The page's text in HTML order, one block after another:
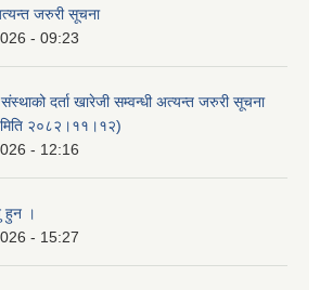
जरुरी सूचना
- 09:23
दर्ता खारेजी सम्वन्धी अत्यन्त जरुरी सूचना
मिति २०८२।११।१२)
- 12:16
हुन ।
- 15:27